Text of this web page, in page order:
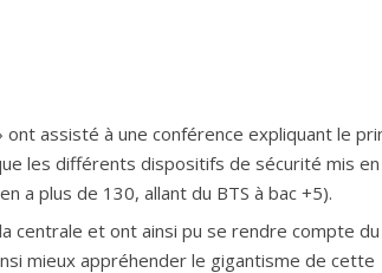
assisté à une conférence expliquant le
les différents dispositifs de sécurité mis en
a plus de 130, allant du BTS à bac +5).
centrale et ont ainsi pu se rendre compte du
mieux appréhender le gigantisme de cette